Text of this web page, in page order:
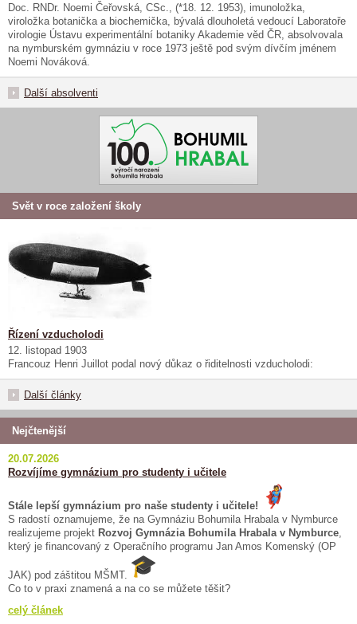
Doc. RNDr. Noemi Čeřovská, CSc., (*18. 12. 1953), imunoložka,
viroložka botanička a biochemička, bývalá dlouholetá vedoucí Laboratoře
virologie Ústavu experimentální botaniky Akademie věd ČR, absolvovala
na nymburském gymnáziu v roce 1973 ještě pod svým dívčím jménem
Noemi Nováková.
Další absolventi
Svět v roce založení školy
Řízení vzducholodi
12. listopad 1903
Francouz Henri Juillot podal nový důkaz o řiditelnosti vzducholodi:
Další články
Nejčtenější
20.07.2026
Rozvíjíme gymnázium pro studenty i učitele
Stále lepší gymnázium pro naše studenty i učitele!
S radostí oznamujeme, že na Gymnáziu Bohumila Hrabala v Nymburce
realizujeme projekt Rozvoj Gymnázia Bohumila Hrabala v Nymburce,
který je financovaný z Operačního programu Jan Amos Komenský (OP
JAK) pod záštitou MŠMT.
Co to v praxi znamená a na co se můžete těšit?
celý článek